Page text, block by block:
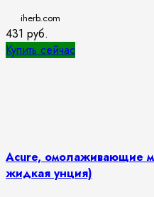
iherb.com
431 руб.
Купить сейчас
Acure, омолаживающие
жидкая унция)